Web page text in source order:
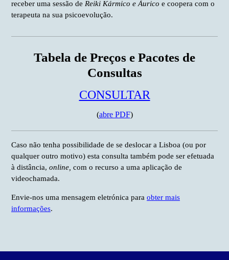
receber uma sessão de Reiki Kármico e Áurico e coopera com o
terapeuta na sua psicoevolução.
Tabela de Preços e Pacotes de
Consultas
CONSULTAR
(abre PDF)
Caso não tenha possibilidade de se deslocar a Lisboa (ou por
qualquer outro motivo) esta consulta também pode ser efetuada
à distância, online, com o recurso a uma aplicação de
videochamada.
Envie-nos uma mensagem eletrónica para obter mais
informações.